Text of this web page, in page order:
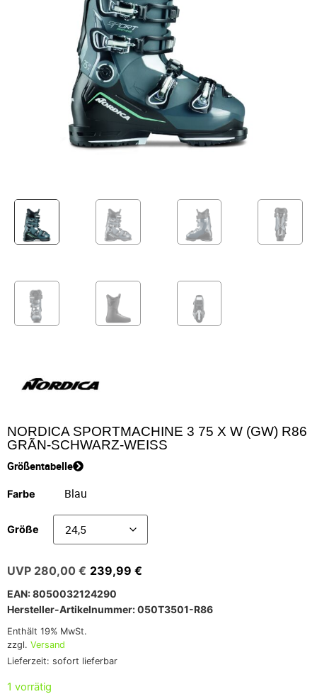
NORDICA SPORTMACHINE 3 75 X W (GW) R86
GRÃN-SCHWARZ-WEISS
Größentabelle
Farbe
Größe
280,00 € 239,99 €
EAN: 8050032124290
Hersteller-Artikelnummer: 050T3501-R86
Enthält 19% MwSt.
zzgl. Versand
Lieferzeit: sofort lieferbar
1 vorrätig